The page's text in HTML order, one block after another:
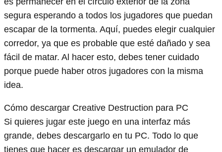
segura esperando a todos los jugadores que puedan
escapar de la tormenta. Aquí, puedes elegir cualquier
corredor, ya que es probable que esté dañado y sea
fácil de matar. Al hacer esto, debes tener cuidado
porque puede haber otros jugadores con la misma
idea.
Cómo descargar Creative Destruction para PC
Si quieres jugar este juego en una interfaz más
grande, debes descargarlo en tu PC. Todo lo que
tienes que hacer es descargar un emulador de